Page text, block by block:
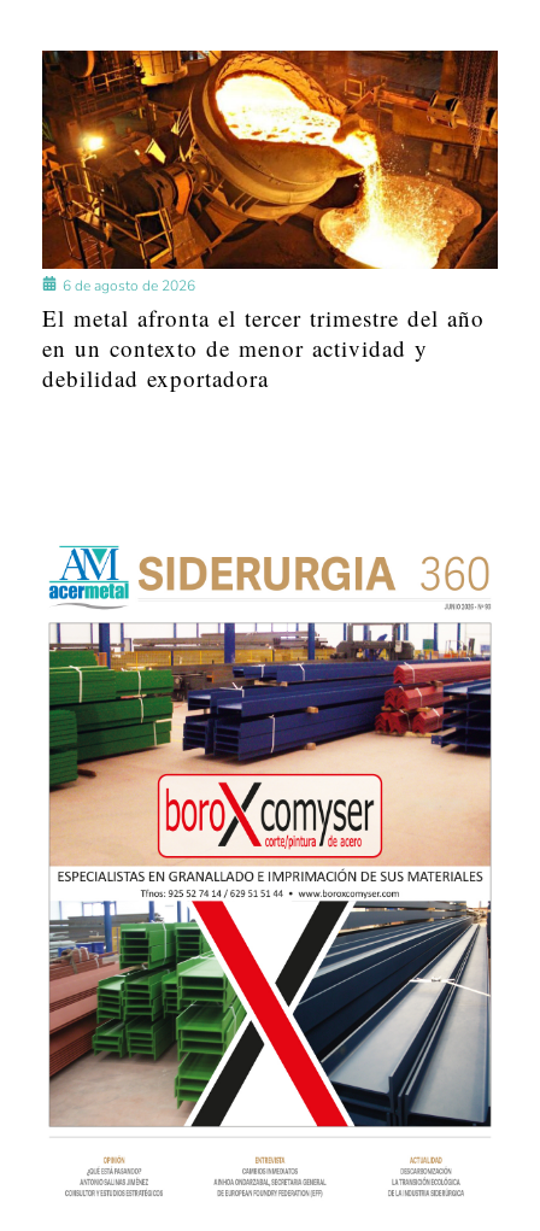
6 de agosto de 2026
El metal afronta el tercer trimestre del año
en un contexto de menor actividad y
debilidad exportadora